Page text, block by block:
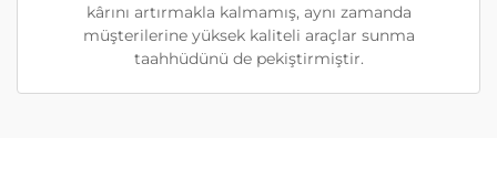
kârını artırmakla kalmamış, aynı zamanda
müşterilerine yüksek kaliteli araçlar sunma
taahhüdünü de pekiştirmiştir.